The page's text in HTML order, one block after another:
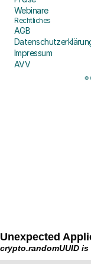
Webinare
Rechtliches
AGB
Impressum
AVV
©
Unexpected
crypto.randomUUID